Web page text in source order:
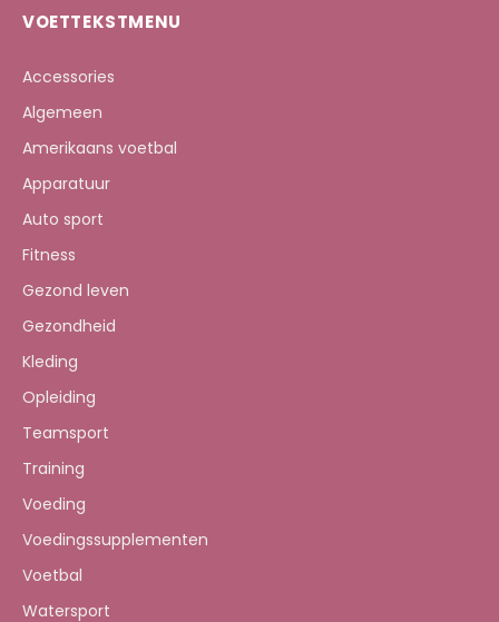
VOETTEKSTMENU
Accessories
Algemeen
Amerikaans voetbal
Apparatuur
Auto sport
Fitness
Gezond leven
Gezondheid
Kleding
Opleiding
Teamsport
Training
Voeding
Voedingssupplementen
Voetbal
Watersport